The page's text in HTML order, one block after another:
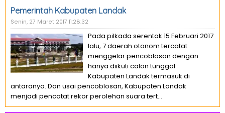
Pemerintah Kabupaten Landak
Senin, 27 Maret 2017 11:28:32
Pada pilkada serentak 15 Februari 2017
lalu, 7 daerah otonom tercatat
menggelar pencoblosan dengan
hanya diikuti calon tunggal.
Kabupaten Landak termasuk di
antaranya. Dan usai pencoblosan, Kabupaten Landak
menjadi pencatat rekor perolehan suara tert...